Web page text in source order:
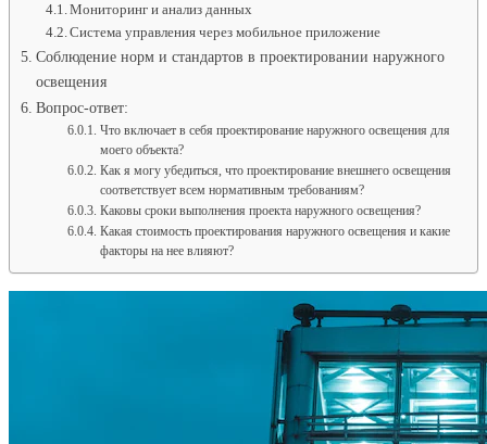
Мониторинг и анализ данных
Система управления через мобильное приложение
Соблюдение норм и стандартов в проектировании наружного
освещения
Вопрос-ответ:
Что включает в себя проектирование наружного освещения для
моего объекта?
Как я могу убедиться, что проектирование внешнего освещения
соответствует всем нормативным требованиям?
Каковы сроки выполнения проекта наружного освещения?
Какая стоимость проектирования наружного освещения и какие
факторы на нее влияют?